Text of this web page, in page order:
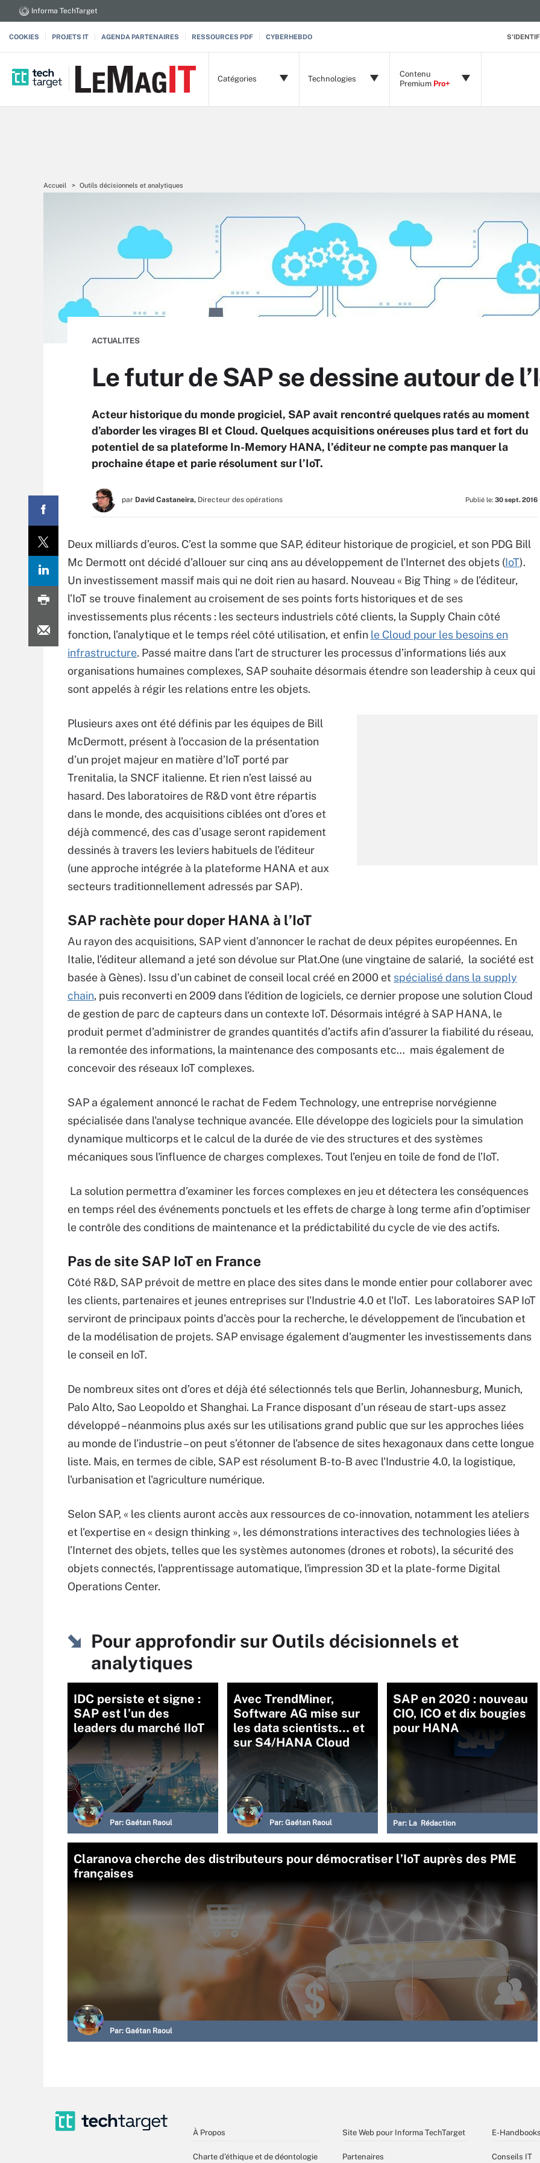
Informa TechTarget
COOKIES PROJETS IT AGENDA PARTENAIRES RESSOURCES PDF CYBERHEBDO
Catégories Technologies
Contenu
Premium Pro+
Accueil Outils décisionnels et analytiques
ACTUALITES
Le futur de SAP se dessine autour de
Acteur historique du monde progiciel, SAP avait rencontré quelques ratés au moment
d’aborder les virages BI et Cloud. Quelques acquisitions onéreuses plus tard et fort du
potentiel de sa plateforme In-Memory HANA, l’éditeur ne compte pas manquer la
prochaine étape et parie résolument sur l’IoT.
par David Castaneira, Directeur des opérations Publié le: 30 sept. 2016
Deux milliards d’euros. C’est la somme que SAP, éditeur historique de progiciel, et son PDG Bill
Mc Dermott ont décidé d’allouer sur cinq ans au développement de l’Internet des objets (IoT).
Un investissement massif mais qui ne doit rien au hasard. Nouveau « Big Thing » de l’éditeur,
l’IoT se trouve finalement au croisement de ses points forts historiques et de ses
investissements plus récents : les secteurs industriels côté clients, la Supply Chain côté
fonction, l’analytique et le temps réel côté utilisation, et enfin le Cloud pour les besoins en
infrastructure. Passé maitre dans l’art de structurer les processus d’informations liés aux
organisations humaines complexes, SAP souhaite désormais étendre son leadership à ceux qui
sont appelés à régir les relations entre les objets.
Plusieurs axes ont été définis par les équipes de Bill
McDermott, présent à l’occasion de la présentation
d’un projet majeur en matière d’IoT porté par
Trenitalia, la SNCF italienne. Et rien n’est laissé au
hasard. Des laboratoires de R&D vont être répartis
dans le monde, des acquisitions ciblées ont d’ores et
déjà commencé, des cas d’usage seront rapidement
dessinés à travers les leviers habituels de l’éditeur
(une approche intégrée à la plateforme HANA et aux
secteurs traditionnellement adressés par SAP).
SAP rachète pour doper HANA à l’IoT
Au rayon des acquisitions, SAP vient d’annoncer le rachat de deux pépites européennes. En
Italie, l’éditeur allemand a jeté son dévolue sur Plat.One (une vingtaine de salarié, la société est
basée à Gènes). Issu d’un cabinet de conseil local créé en 2000 et spécialisé dans la supply
chain, puis reconverti en 2009 dans l’édition de logiciels, ce dernier propose une solution Cloud
de gestion de parc de capteurs dans un contexte IoT. Désormais intégré à SAP HANA, le
produit permet d’administrer de grandes quantités d’actifs afin d’assurer la fiabilité du réseau,
la remontée des informations, la maintenance des composants etc… mais également de
concevoir des réseaux IoT complexes.
SAP a également annoncé le rachat de Fedem Technology, une entreprise norvégienne
spécialisée dans l'analyse technique avancée. Elle développe des logiciels pour la simulation
dynamique multicorps et le calcul de la durée de vie des structures et des systèmes
mécaniques sous l'influence de charges complexes. Tout l’enjeu en toile de fond de l’IoT.
La solution permettra d’examiner les forces complexes en jeu et détectera les conséquences
en temps réel des événements ponctuels et les effets de charge à long terme afin d’optimiser
le contrôle des conditions de maintenance et la prédictabilité du cycle de vie des actifs.
Pas de site SAP IoT en France
Côté R&D, SAP prévoit de mettre en place des sites dans le monde entier pour collaborer avec
les clients, partenaires et jeunes entreprises sur l'Industrie 4.0 et l'IoT. Les laboratoires SAP IoT
serviront de principaux points d'accès pour la recherche, le développement de l'incubation et
de la modélisation de projets. SAP envisage également d'augmenter les investissements dans
le conseil en IoT.
De nombreux sites ont d’ores et déjà été sélectionnés tels que Berlin, Johannesburg, Munich,
Palo Alto, Sao Leopoldo et Shanghai. La France disposant d’un réseau de start-ups assez
développé – néanmoins plus axés sur les utilisations grand public que sur les approches liées
au monde de l’industrie – on peut s’étonner de l’absence de sites hexagonaux dans cette longue
liste. Mais, en termes de cible, SAP est résolument B-to-B avec l'Industrie 4.0, la logistique,
l'urbanisation et l'agriculture numérique.
Selon SAP, « les clients auront accès aux ressources de co-innovation, notamment les ateliers
et l'expertise en « design thinking », les démonstrations interactives des technologies liées à
l’Internet des objets, telles que les systèmes autonomes (drones et robots), la sécurité des
objets connectés, l'apprentissage automatique, l'impression 3D et la plate-forme Digital
Operations Center.
Pour approfondir sur Outils décisionnels et
analytiques
IDC persiste et signe :
SAP est l’un des
leaders du marché IIoT
Par: Gaétan Raoul
Avec TrendMiner,
Software AG mise sur
les data scientists… et
sur S4/HANA Cloud
Par: Gaétan Raoul
SAP en 2020 : nouveau
CIO, ICO et dix bougies
pour HANA
Par: La Rédaction
Claranova cherche des distributeurs pour démocratiser l’IoT auprès des PME
françaises
Par: Gaétan Raoul
À Propos
Charte d’éthique et de déontologie
Site Web pour Informa TechTarget
Partenaires
E-
Conseils IT